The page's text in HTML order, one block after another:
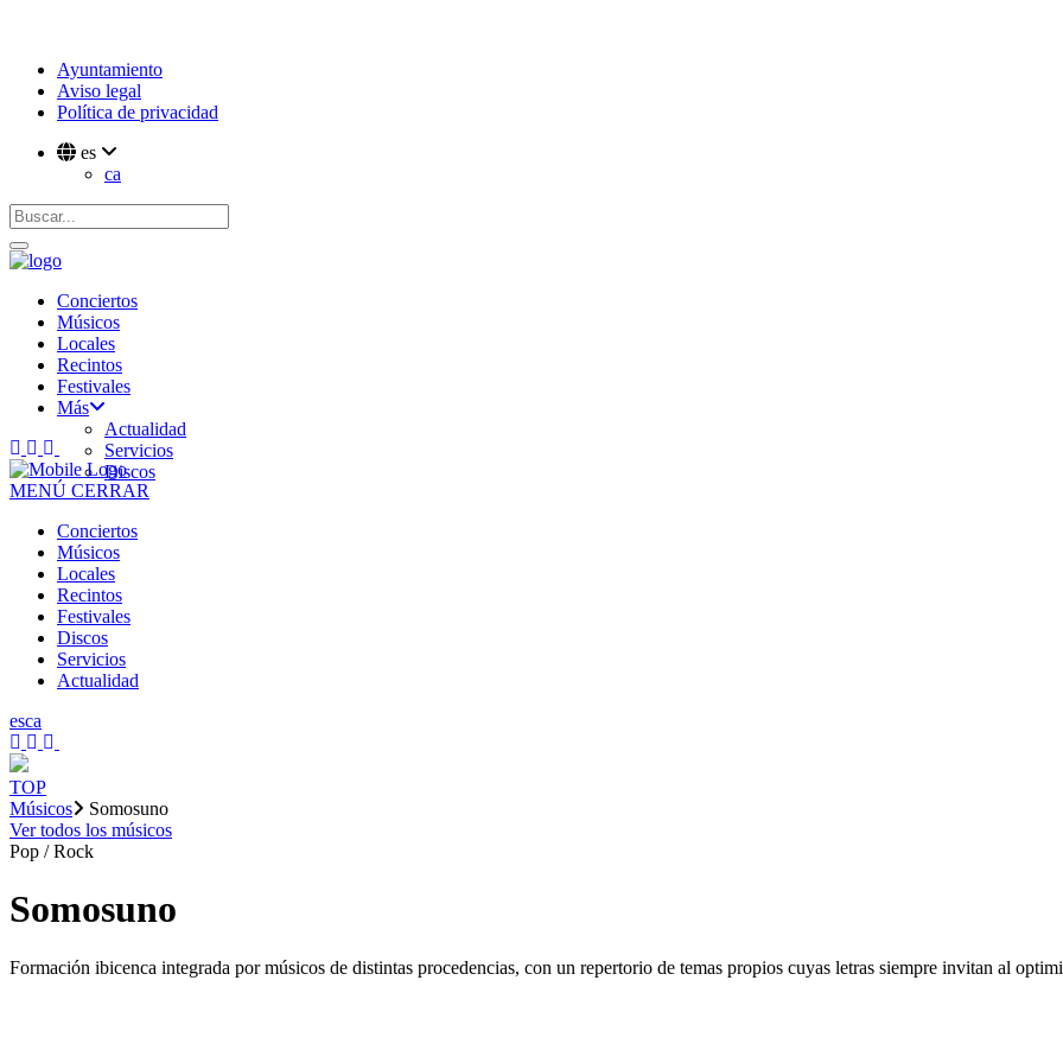
Ayuntamiento
Aviso legal
Política de privacidad
es
ca
Conciertos
Músicos
Locales
Recintos
Festivales
Más
Actualidad
Servicios
Discos
MENÚ CERRAR
Conciertos
Músicos
Locales
Recintos
Festivales
Discos
Servicios
Actualidad
esca
TOP
Músicos
Somosuno
Ver todos los músicos
Pop / Rock
Somosuno
Formación ibicenca integrada por músicos de distintas procedencias, con un repertorio de temas propios cuyas letras siempre invitan al